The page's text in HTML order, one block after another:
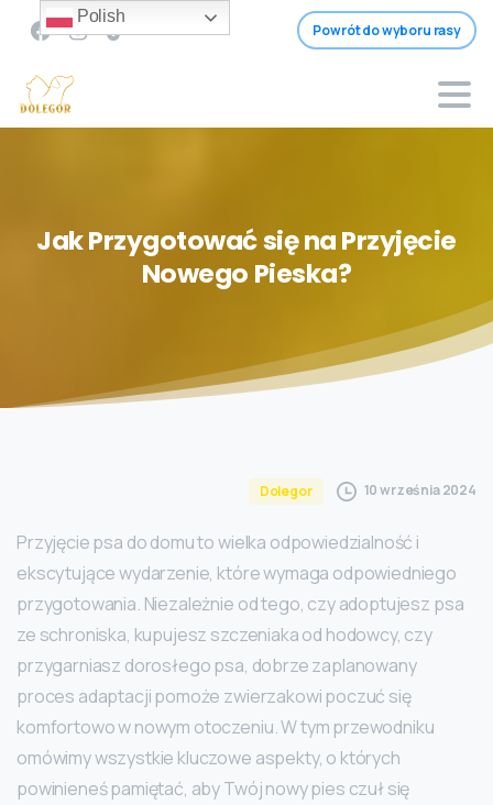
Powrót do wyboru rasy
JakPrzygotowaćsięnaPrzyjęcie
Nowego Pieska?
Dolegor 10 września 2024
Przyjęcie psa do domu to wielka odpowiedzialność i
ekscytujące wydarzenie, które wymaga odpowiedniego
przygotowania. Niezależnie od tego, czy adoptujesz psa
ze schroniska, kupujesz szczeniaka od hodowcy, czy
przygarniasz dorosłego psa, dobrze zaplanowany
proces adaptacji pomoże zwierzakowi poczuć się
komfortowo w nowym otoczeniu. W tym przewodniku
omówimy wszystkie kluczowe aspekty, o których
powinieneś pamiętać, aby Twój nowy pies czuł się
Polish